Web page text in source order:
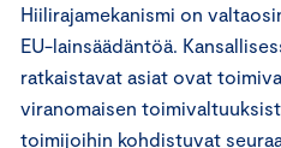
Hiilirajamekanismi on
EU-lainsäädäntöä.
ratkaistavat asiat ovat
viranomaisen
toimijoihin kohdistuvat